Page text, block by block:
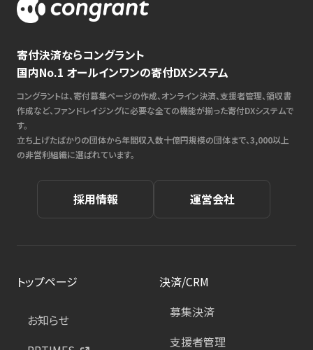
寄付決済ならコングラント
国内No.1 オールインワンの寄付DXシステム
コングラントは、寄付募集ページの作成、オンライン決済、支援者管理、領収書
作成など、ファンドレイジングに必要な全ての機能が揃った寄付DXシステムで
す。
立ち上げたばかりの団体から年間収入数十億円規模の団体まで、3,000以上
の非営利組織に選ばれています。
採用情報 運営会社
トップページ
お知らせ
決済/CRM
募集決済
支援者管理